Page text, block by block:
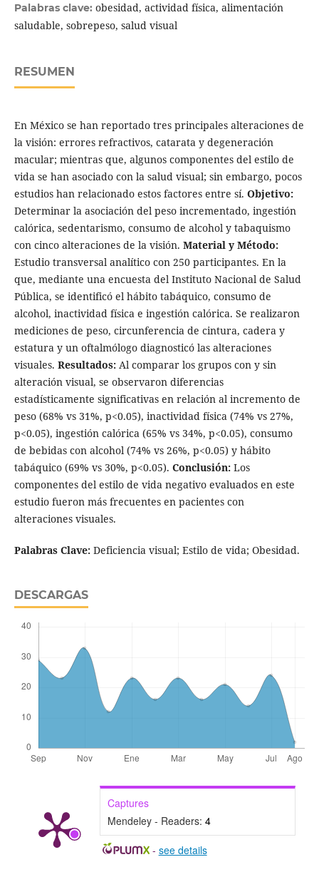
Palabras clave: obesidad, actividad física, alimentación
saludable, sobrepeso, salud visual
RESUMEN
En México se han reportado tres principales alteraciones de
la visión: errores refractivos, catarata y degeneración
macular; mientras que, algunos componentes del estilo de
vida se han asociado con la salud visual; sin embargo, pocos
estudios han relacionado estos factores entre sí. Objetivo:
Determinar la asociación del peso incrementado, ingestión
calórica, sedentarismo, consumo de alcohol y tabaquismo
con cinco alteraciones de la visión. Material y Método:
Estudio transversal analítico con 250 participantes. En la
que, mediante una encuesta del Instituto Nacional de Salud
Pública, se identificó el hábito tabáquico, consumo de
alcohol, inactividad física e ingestión calórica. Se realizaron
mediciones de peso, circunferencia de cintura, cadera y
estatura y un oftalmólogo diagnosticó las alteraciones
visuales. Resultados:Al comparar los grupos con y sin
alteración visual, se observaron diferencias
estadísticamente significativas en relación al incremento de
peso (68% vs 31%, p<0.05), inactividad física (74% vs 27%,
p<0.05), ingestión calórica (65% vs 34%, p<0.05), consumo
de bebidas con alcohol (74% vs 26%, p<0.05) y hábito
tabáquico (69% vs 30%, p<0.05). Conclusión:Los
componentes del estilo de vida negativo evaluados en este
estudio fueron más frecuentes en pacientes con
alteraciones visuales.
Palabras Clave:Deficiencia visual; Estilo de vida; Obesidad.
DESCARGAS
Captures
Mendeley - Readers: 4
- see details